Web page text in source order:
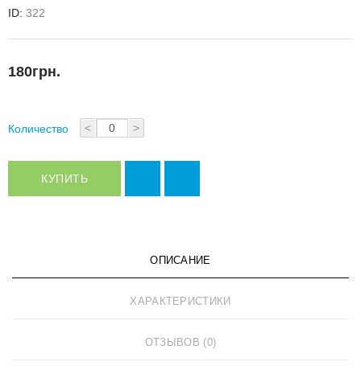
ID: 322
180грн.
Количество < >
КУПИТЬ
ОПИСАНИЕ
ХАРАКТЕРИСТИКИ
ОТЗЫВОВ (0)